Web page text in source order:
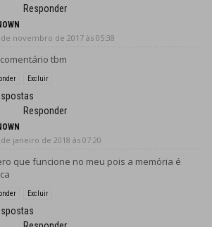
Responder
novembro de 2017 às 05:38
tbm
Excluir
Responder
de janeiro de 2018 às 07:20
que funcione no meu pois a memória é
Excluir